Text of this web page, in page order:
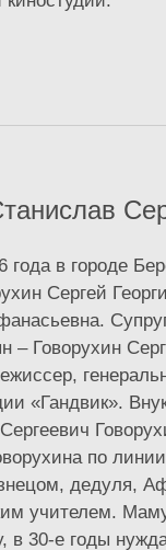
года в городе
Сергей
– Говорухин
«Гандвик».
по
дедуля,
учителем.
в 30-е годы